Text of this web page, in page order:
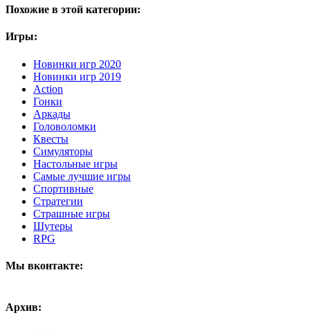
Похожие в этой категории:
Игры:
Новинки игр 2020
Новинки игр 2019
Action
Гонки
Аркады
Головоломки
Квесты
Симуляторы
Настольные игры
Самые лучшие игры
Спортивные
Стратегии
Страшные игры
Шутеры
RPG
Мы вконтакте:
Архив: